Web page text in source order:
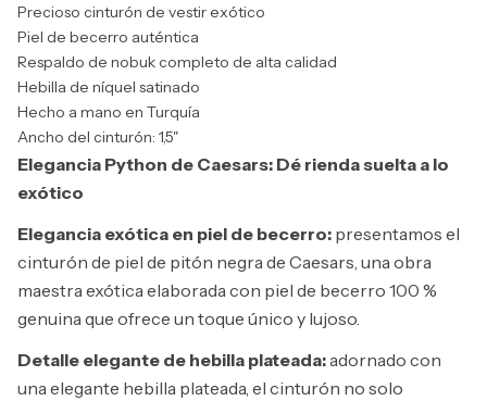
Precioso cinturón de vestir exótico
Piel de becerro auténtica
Respaldo de nobuk completo de alta calidad
Hebilla de níquel satinado
Hecho a mano en Turquía
Ancho del cinturón: 1,5"
Elegancia Python de Caesars: Dé rienda suelta a lo
exótico
Elegancia exótica en piel de becerro: presentamos el
cinturón de piel de pitón negra de Caesars, una obra
maestra exótica elaborada con piel de becerro 100 %
genuina que ofrece un toque único y lujoso.
Detalle elegante de hebilla plateada:adornado con
una elegante hebilla plateada, el cinturón no solo